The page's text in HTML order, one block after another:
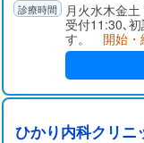
月火水木金
受付11:30､
す。 開始・
ひかり内科クリニ